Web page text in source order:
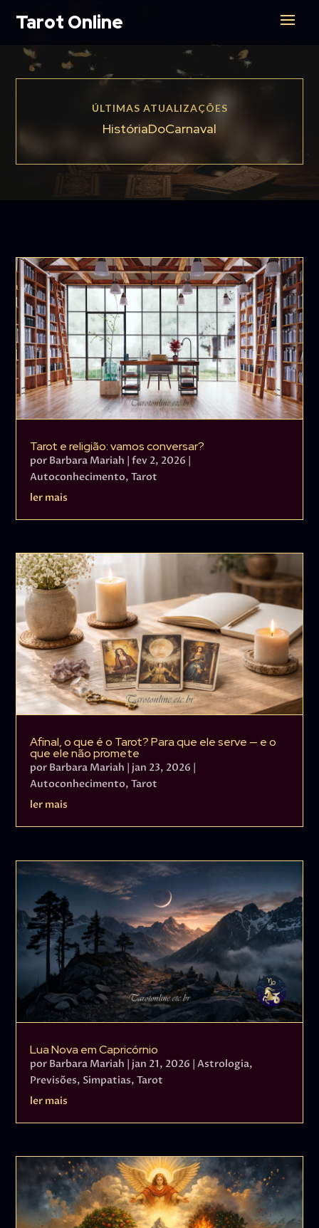
Tarot Online
ÚLTIMAS ATUALIZAÇÕES
HistóriaDoCarnaval
Tarot e religião: vamos conversar?
por Barbara Mariah |fev 2, 2026 |
Autoconhecimento,Tarot
ler mais
Afinal, o que é o Tarot? Para que ele serve — e o
que ele não promete
por Barbara Mariah jan 23, 2026
Autoconhecimento,Tarot
ler mais
Lua Nova em Capricórnio
por Barbara Mariah | jan 21, 2026 |Astrologia,
Previsões, Simpatias,Tarot
ler mais